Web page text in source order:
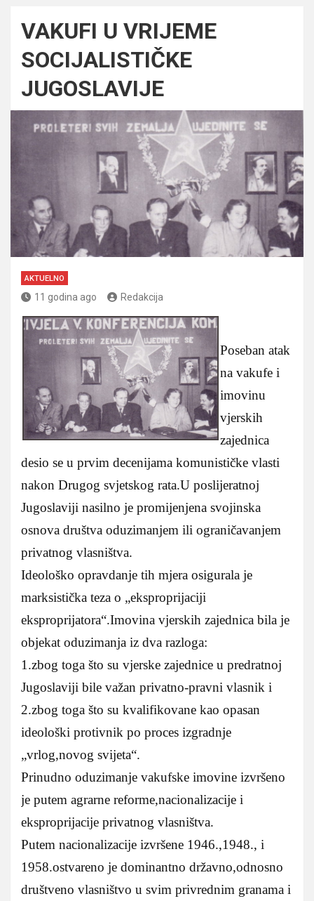
VAKUFI U VRIJEME
SOCIJALISTIČKE
JUGOSLAVIJE
AKTUELNO
11 godina ago Redakcija
Poseban atak
na vakufe i
imovinu
vjerskih
zajednica
desio se u prvim decenijama komunističke vlasti
nakon Drugog svjetskog rata.U poslijeratnoj
Jugoslaviji nasilno je promijenjena svojinska
osnova društva oduzimanjem ili ograničavanjem
privatnog vlasništva.
Ideološko opravdanje tih mjera osigurala je
marksistička teza o „eksproprijaciji
eksproprijatora“.Imovina vjerskih zajednica bila je
objekat oduzimanja iz dva razloga:
1.zbog toga što su vjerske zajednice u predratnoj
Jugoslaviji bile važan privatno-pravni vlasnik i
2.zbog toga što su kvalifikovane kao opasan
ideološki protivnik po proces izgradnje
„vrlog,novog svijeta“.
Prinudno oduzimanje vakufske imovine izvršeno
je putem agrarne reforme,nacionalizacije i
eksproprijacije privatnog vlasništva.
Putem nacionalizacije izvršene 1946.,1948., i
1958.ostvareno je dominantno državno,odnosno
društveno vlasništvo u svim privrednim granama i